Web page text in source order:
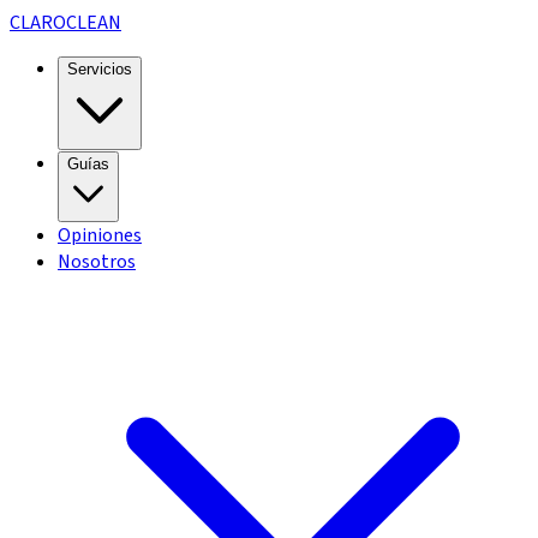
CLAROCLEAN
Servicios
Guías
Opiniones
Nosotros